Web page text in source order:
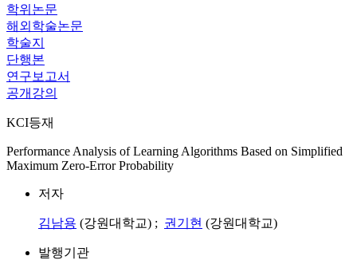
학위논문
해외학술논문
학술지
단행본
연구보고서
공개강의
KCI등재
Performance Analysis of Learning Algorithms Based on Simplified
Maximum Zero-Error Probability
저자
김남용 (강원대학교) ; 권기현 (강원대학교)
발행기관